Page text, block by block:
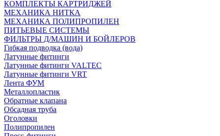
КОМПЛЕКТЫ КАРТРИДЖЕЙ
МЕХАНИКА НИТКА
МЕХАНИКА ПОЛИПРОПИЛЕН
ПИТЬЕВЫЕ СИСТЕМЫ
ФИЛЬТРЫ Д/МАШИН И БОЙЛЕРОВ
Гибкая подводка (вода)
Латунные фитинги
Латунные фитинги VALTEC
Латунные фитинги VRT
Лента ФУМ
Металлопластик
Обратные клапана
Обсадная труба
Оголовки
Полипропилен